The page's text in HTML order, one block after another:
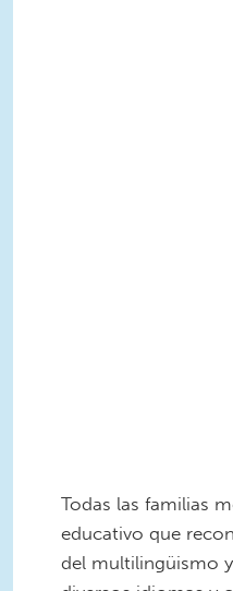
Todas las familias
educativo que
del multilingüismo